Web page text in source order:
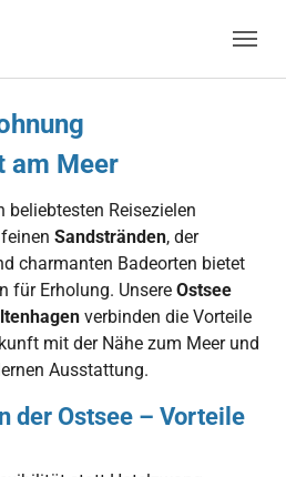
am Meer
beliebtesten Reisezielen
Sandstränden, der
charmanten Badeorten bietet
für Erholung. Unsere Ostsee
verbinden die Vorteile
mit der Nähe zum Meer und
Ausstattung.
der Ostsee – Vorteile